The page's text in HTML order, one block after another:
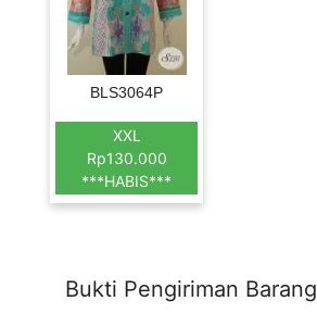
BLS3064P
XXL
Rp130.000
***HABIS***
Bukti Pengiriman Barang